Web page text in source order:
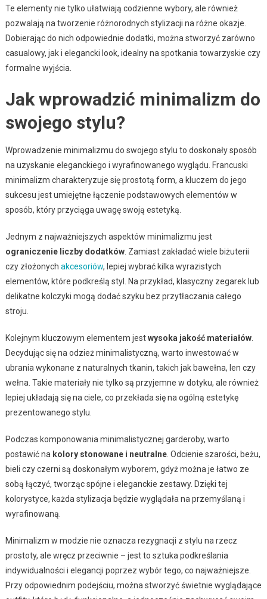
Te elementy nie tylko ułatwiają codzienne wybory, ale również
pozwalają na tworzenie różnorodnych stylizacji na różne okazje.
Dobierając do nich odpowiednie dodatki, można stworzyć zarówno
casualowy, jak i elegancki look, idealny na spotkania towarzyskie czy
formalne wyjścia.
Jak wprowadzić minimalizm do
swojego stylu?
Wprowadzenie minimalizmu do swojego stylu to doskonały sposób
na uzyskanie eleganckiego i wyrafinowanego wyglądu. Francuski
minimalizm charakteryzuje się prostotą form, a kluczem do jego
sukcesu jest umiejętne łączenie podstawowych elementów w
sposób, który przyciąga uwagę swoją estetyką.
Jednym z najważniejszych aspektów minimalizmu jest
ograniczenie liczby dodatków. Zamiast zakładać wiele biżuterii
czy złożonych akcesoriów, lepiej wybrać kilka wyrazistych
elementów, które podkreślą styl. Na przykład, klasyczny zegarek lub
delikatne kolczyki mogą dodać szyku bez przytłaczania całego
stroju.
Kolejnym kluczowym elementem jestwysoka jakość materiałów.
Decydując się na odzież minimalistyczną, warto inwestować w
ubrania wykonane z naturalnych tkanin, takich jak bawełna, len czy
wełna. Takie materiały nie tylko są przyjemne w dotyku, ale również
lepiej układają się na ciele, co przekłada się na ogólną estetykę
prezentowanego stylu.
Podczas komponowania minimalistycznej garderoby, warto
postawić na kolory stonowane i neutralne. Odcienie szarości, beżu,
bieli czy czerni są doskonałym wyborem, gdyż można je łatwo ze
sobą łączyć, tworząc spójne i eleganckie zestawy. Dzięki tej
kolorystyce, każda stylizacja będzie wyglądała na przemyślaną i
wyrafinowaną.
Minimalizm w modzie nie oznacza rezygnacji z stylu na rzecz
prostoty, ale wręcz przeciwnie – jest to sztuka podkreślania
indywidualności i elegancji poprzez wybór tego, co najważniejsze.
Przy odpowiednim podejściu, można stworzyć świetnie wyglądające